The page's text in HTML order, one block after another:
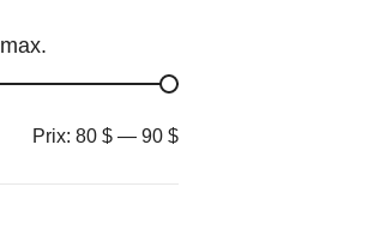
Prix: 80 $ — 90 $